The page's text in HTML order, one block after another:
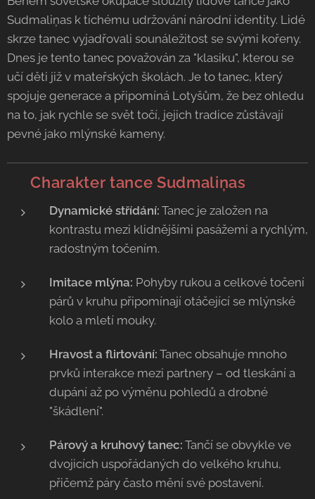
Sudmaliņas k tichému udržování národní identity. Lidé
skrze tanec vyjadřovali sounáležitost se svými kořeny.
Dnes je tento tanec považován za "klasiku", kterou se
učí děti již v mateřských školách. Je to tanec, který
spojuje generace a připomíná Lotyšům, že bez ohledu
na to, jak rychle se svět točí, jejich tradice zůstávají
pevné jako mlýnské kameny.
💃 Charakter tance Sudmaliņas
Dynamické střídání: Tanec je založen na
kontrastu mezi klidnějšími pasážemi a rychlým,
radostným točením.
Imitace mlýna: Pohyby rukou a celkové točení
párů v kruhu připomínají otáčející se mlýnské
kolo a mletí mouky.
Hravost a flirtování: Tanec obsahuje mnoho
prvků interakce mezi partnery – od tleskání a
dupání až po výměnu pohledů a drobné
"škádlení".
Párový a kruhový tanec: Tančí se obvykle ve
dvojicích uspořádaných do velkého kruhu,
přičemž páry často mění své postavení.